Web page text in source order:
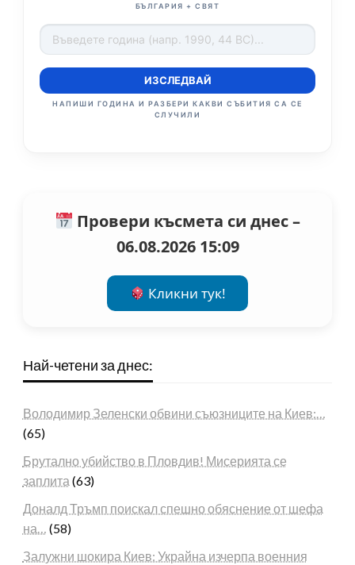
БЪЛГАРИЯ + СВЯТ
ИЗСЛЕДВАЙ
НАПИШИ ГОДИНА И РАЗБЕРИ КАКВИ СЪБИТИЯ СА СЕ
СЛУЧИЛИ
Провери късмета си днес –
06.08.2026 15:09
Кликни тук!
Най-четени за днес:
Володимир Зеленски обвини съюзниците на Киев:…
(65)
Брутално убийство в Пловдив! Мисерията се
заплита (63)
Доналд Тръмп поискал спешно обяснение от шефа
на… (58)
Залужни шокира Киев: Украйна изчерпа военния